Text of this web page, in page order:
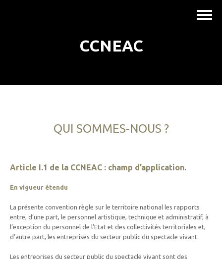
CCNEAC
QUI SOMMES-NOUS ?
Article I.1 de la CCNEAC : champ d’application.
En vigueur étendu
La présente convention règle sur le territoire national les rapports
entre, d’une part, le personnel artistique, technique et administratif, à
l’exception du personnel de l’Etat et des collectivités territoriales et,
d’autre part, les entreprises du secteur public du spectacle vivant.
Les entreprises du secteur public du spectacle vivant sont des